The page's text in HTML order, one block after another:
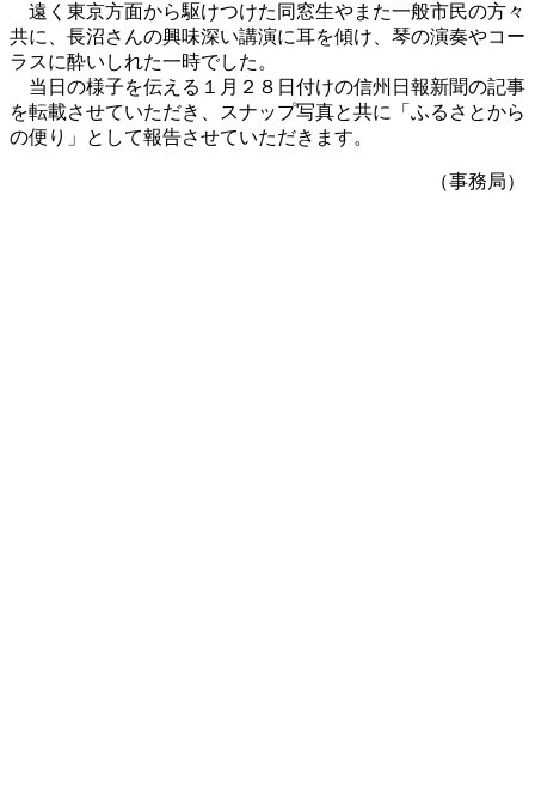
遠く東京方面から駆けつけた同窓生やまた一般市民の方々
共に、長沼さんの興味深い講演に耳を傾け、琴の演奏やコー
ラスに酔いしれた一時でした。
当日の様子を伝える１月２８日付けの信州日報新聞の記事
を転載させていただき、スナップ写真と共に「ふるさとから
の便り」として報告させていただきます。
（事務局）